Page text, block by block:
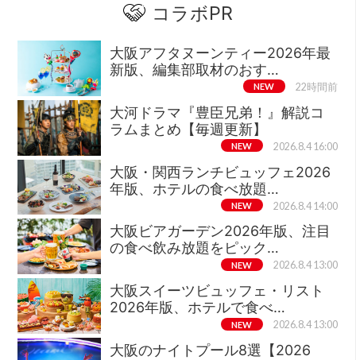
コラボPR
大阪アフタヌーンティー2026年最
新版、編集部取材のおす…
NEW 22時間前
大河ドラマ『豊臣兄弟！』解説コ
ラムまとめ【毎週更新】
NEW 2026.8.4 16:00
大阪・関西ランチビュッフェ2026
年版、ホテルの食べ放題…
NEW 2026.8.4 14:00
大阪ビアガーデン2026年版、注目
の食べ飲み放題をピック…
NEW 2026.8.4 13:00
大阪スイーツビュッフェ・リスト
2026年版、ホテルで食べ…
NEW 2026.8.4 13:00
大阪のナイトプール8選【2026